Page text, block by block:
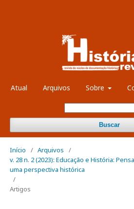
Atual Arquivos Sobre
Buscar
Início / Arquivos
/
v. 28 n. 2 (2023): Educação e História:
uma perspectiva histórica
/
Artigos